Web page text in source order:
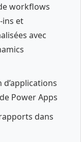
workflows
ins et
avec
Power Apps
dans